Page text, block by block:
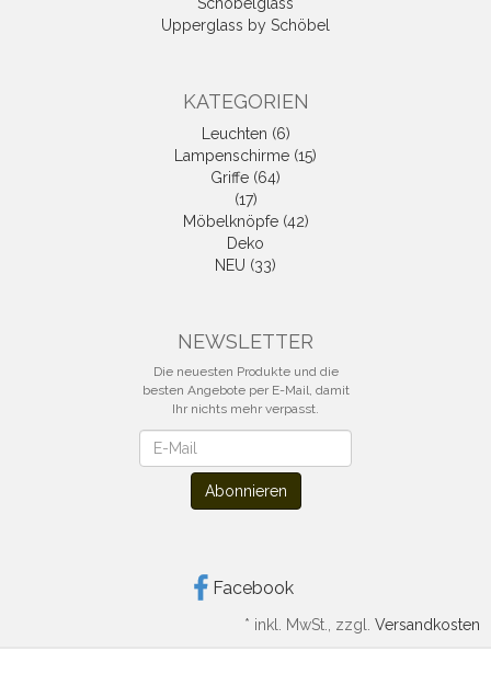
Upperglass by Schöbel
KATEGORIEN
Leuchten (6)
Lampenschirme (15)
Griffe (64)
(17)
Möbelknöpfe (42)
Deko
NEU (33)
NEWSLETTER
Die neuesten Produkte und die
besten Angebote per E-Mail, damit
Ihr nichts mehr verpasst.
Abonnieren
Facebook
* inkl. MwSt., zzgl. Versandkosten